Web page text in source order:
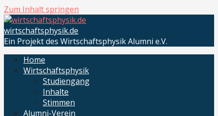
Zum Inhalt springen
wirtschaftsphysik.de
Ein Projekt des Wirtschaftsphysik Alumni e.V.
Home
Wirtschaftsphysik
Studiengang
Inhalte
Stimmen
Alumni-Verein